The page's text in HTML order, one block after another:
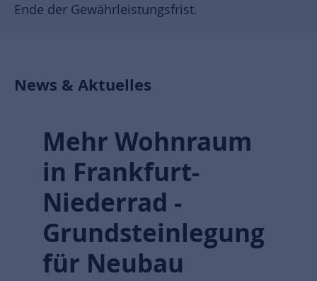
Ende der Gewährleistungsfrist.
News & Aktuelles
Mehr Wohnraum
in Frankfurt-
Niederrad -
Grundsteinlegung
für Neubau